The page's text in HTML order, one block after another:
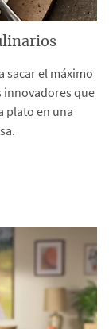
sacar el máximo
innovadores que
plato en una